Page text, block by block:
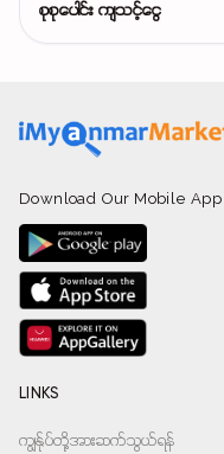
စုစုပေါင်း ကျသင့်ငွေ
Download Our Mobile App
LINKS
ကျွန်ုပ်တို့အားဆက်သွယ်ရန်